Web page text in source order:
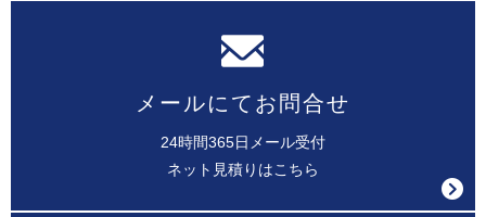
メールにてお問合せ
24時間365日メール受付
ネット見積りはこちら